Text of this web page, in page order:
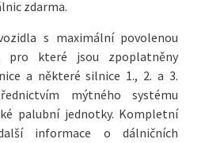
zdarma.
s maximální povolenou
pro které jsou zpoplatněny
a některé silnice 1., 2. a 3.
mýtného systému
palubní jednotky. Kompletní
informace o dálničních